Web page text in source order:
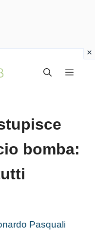
Menu
bomba:
Pasquali